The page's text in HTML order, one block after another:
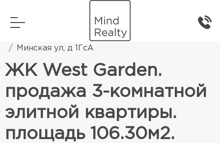
Элитная жилая недвижимость
Минская ул, д 1ГсА
ЖК West Garden.
продажа 3-комнатной
элитной квартиры.
площадь 106.30м2.